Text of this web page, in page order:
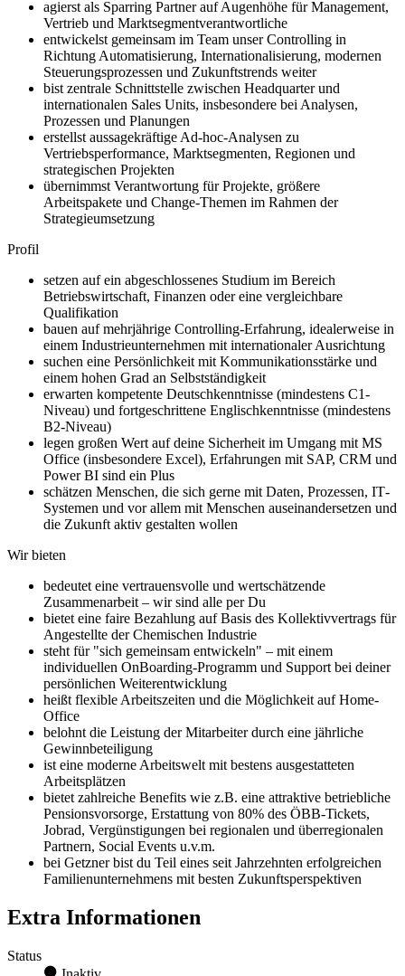
agierst als Sparring Partner auf Augenhöhe für Management,
Vertrieb und Marktsegmentverantwortliche
entwickelst gemeinsam im Team unser Controlling in
Richtung Automatisierung, Internationalisierung, modernen
Steuerungsprozessen und Zukunftstrends weiter
bist zentrale Schnittstelle zwischen Headquarter und
internationalen Sales Units, insbesondere bei Analysen,
Prozessen und Planungen
erstellst aussagekräftige Ad-hoc-Analysen zu
Vertriebsperformance, Marktsegmenten, Regionen und
strategischen Projekten
übernimmst Verantwortung für Projekte, größere
Arbeitspakete und Change-Themen im Rahmen der
Strategieumsetzung
Profil
setzen auf ein abgeschlossenes Studium im Bereich
Betriebswirtschaft, Finanzen oder eine vergleichbare
Qualifikation
bauen auf mehrjährige Controlling‐Erfahrung, idealerweise in
einem Industrieunternehmen mit internationaler Ausrichtung
suchen eine Persönlichkeit mit Kommunikationsstärke und
einem hohen Grad an Selbstständigkeit
erwarten kompetente Deutschkenntnisse (mindestens C1-
Niveau) und fortgeschrittene Englischkenntnisse (mindestens
B2-Niveau)
legen großen Wert auf deine Sicherheit im Umgang mit MS
Office (insbesondere Excel), Erfahrungen mit SAP, CRM und
Power BI sind ein Plus
schätzen Menschen, die sich gerne mit Daten, Prozessen, IT‐
Systemen und vor allem mit Menschen auseinandersetzen und
die Zukunft aktiv gestalten wollen
Wir bieten
bedeutet eine vertrauensvolle und wertschätzende
Zusammenarbeit – wir sind alle per Du
bietet eine faire Bezahlung auf Basis des Kollektivvertrags für
Angestellte der Chemischen Industrie
steht für "sich gemeinsam entwickeln" – mit einem
individuellen OnBoarding-Programm und Support bei deiner
persönlichen Weiterentwicklung
heißt flexible Arbeitszeiten und die Möglichkeit auf Home-
Office
belohnt die Leistung der Mitarbeiter durch eine jährliche
Gewinnbeteiligung
ist eine moderne Arbeitswelt mit bestens ausgestatteten
Arbeitsplätzen
bietet zahlreiche Benefits wie z.B. eine attraktive betriebliche
Pensionsvorsorge, Erstattung von 80% des ÖBB-Tickets,
Jobrad, Vergünstigungen bei regionalen und überregionalen
Partnern, Social Events u.v.m.
bei Getzner bist du Teil eines seit Jahrzehnten erfolgreichen
Familienunternehmens mit besten Zukunftsperspektiven
Extra Informationen
Status